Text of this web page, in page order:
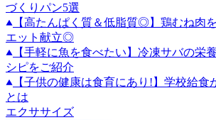
づくりパン5選
【高たんぱく質＆低脂質◎】鶏むね肉
エット献立◎
【手軽に魚を食べたい】冷凍サバの栄
シピをご紹介
【子供の健康は食育にあり!】学校給食
とは
エクササイズ